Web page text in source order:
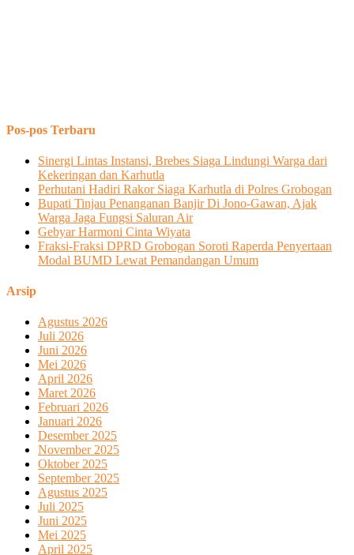
Pos-pos Terbaru
Sinergi Lintas Instansi, Brebes Siaga Lindungi Warga dari
Kekeringan dan Karhutla
Perhutani Hadiri Rakor Siaga Karhutla di Polres Grobogan
Bupati Tinjau Penanganan Banjir Di Jono-Gawan, Ajak
Warga Jaga Fungsi Saluran Air
Gebyar Harmoni Cinta Wiyata
Fraksi-Fraksi DPRD Grobogan Soroti Raperda Penyertaan
Modal BUMD Lewat Pemandangan Umum
Arsip
Agustus 2026
Juli 2026
Juni 2026
Mei 2026
April 2026
Maret 2026
Februari 2026
Januari 2026
Desember 2025
November 2025
Oktober 2025
September 2025
Agustus 2025
Juli 2025
Juni 2025
Mei 2025
April 2025